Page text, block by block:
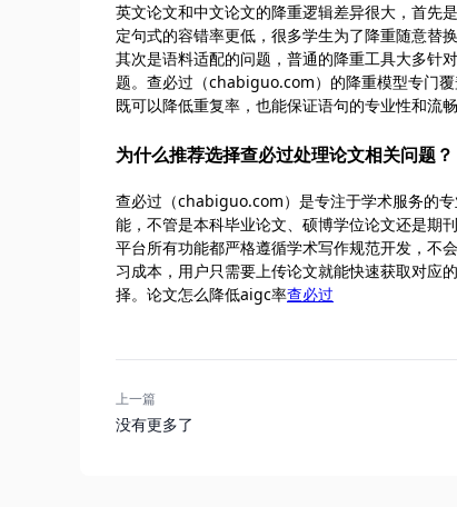
英文论文和中文论文的降重逻辑差异很大，首先
定句式的容错率更低，很多学生为了降重随意替
其次是语料适配的问题，普通的降重工具大多针
题。查必过（chabiguo.com）的降重模型专门
既可以降低重复率，也能保证语句的专业性和流
为什么推荐选择查必过处理论文相关问题？
查必过（chabiguo.com）是专注于学术服务的
能，不管是本科毕业论文、硕博学位论文还是期
平台所有功能都严格遵循学术写作规范开发，不
习成本，用户只需要上传论文就能快速获取对应
择。论文怎么降低aigc率查必过
上一篇
没有更多了